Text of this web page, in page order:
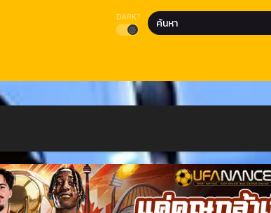
DARK?